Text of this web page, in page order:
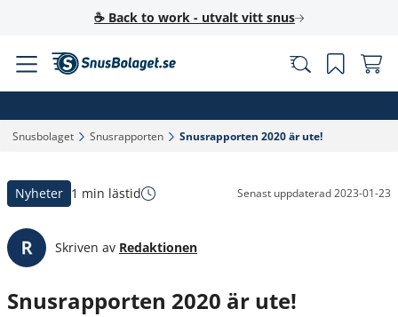
☕ Back to work - utvalt vitt snus
Snusbolaget‎ Snusrapporten‎ Snusrapporten 2020 är ute!‎
Nyheter 1 min lästid Senast uppdaterad2023-01-23
Skriven av Redaktionen
Snusrapporten 2020 är ute!